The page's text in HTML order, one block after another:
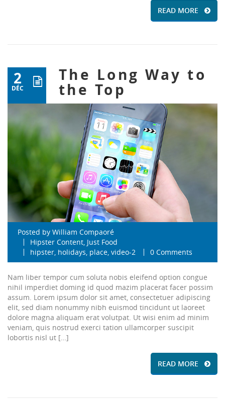
READ MORE
2
DÉC
The Long Way to
the Top
Posted by William Compaoré
Hipster Content Just Food
hipster holidays place video-2 0 Comments
Nam liber tempor cum soluta nobis eleifend option congue
nihil imperdiet doming id quod mazim placerat facer possim
assum. Lorem ipsum dolor sit amet, consectetuer adipiscing
elit, sed diam nonummy nibh euismod tincidunt ut laoreet
dolore magna aliquam erat volutpat. Ut wisi enim ad minim
veniam, quis nostrud exerci tation ullamcorper suscipit
lobortis nisl ut […]
READ MORE